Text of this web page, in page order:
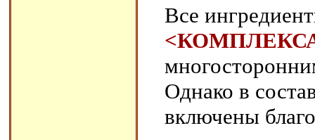
Все
Однако в
включены